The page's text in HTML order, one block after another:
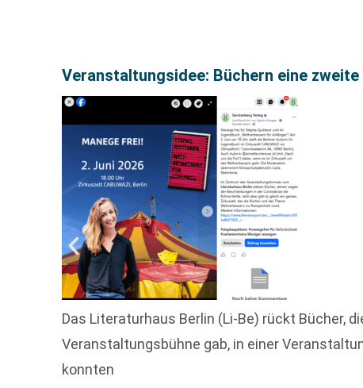
Veranstaltungsidee: Büchern eine zweite
Das Literaturhaus Berlin (Li-Be) rückt Bücher,
Veranstaltungsbühne gab, in einer
konnten